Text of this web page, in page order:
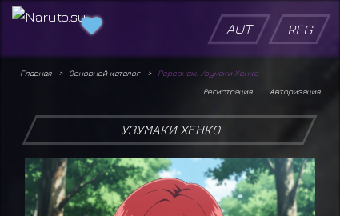
AUT REG
Главная Основной каталог
Персонаж: Узумаки Хенко
Авторизация
Регистрация
УЗУМАКИ ХЕНКО